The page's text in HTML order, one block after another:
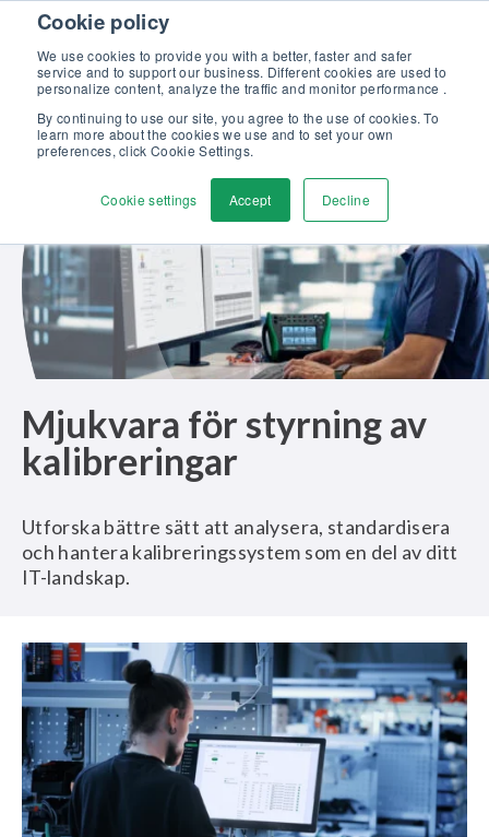
Cookie policy
We use cookies to provide you with a better, faster and safer
service and to support our business. Different cookies are used to
personalize content, analyze the traffic and monitor performance .
By continuing to use our site, you agree to the use of cookies. To
learn more about the cookies we use and to set your own
preferences, click Cookie Settings.
Cookie settings Accept Decline
Skip to content
Upptäck vår nya broschyr Beamex-lösningar för enastående
Kontakta oss
Mjukvara för styrning av
kalibreringar
Utforska bättre sätt att analysera, standardisera
och hantera kalibreringssystem som en del av ditt
IT-landskap.